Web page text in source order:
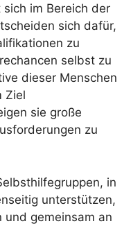
im Bereich der
sich dafür,
zu
selbst zu
dieser Menschen
Ziel
sie große
zu
in
unterstützen,
und gemeinsam an